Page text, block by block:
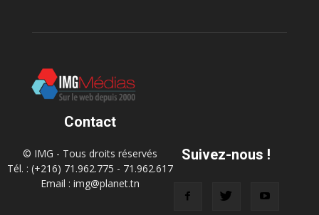
Contact
© IMG - Tous droits réservés
Tél. : (+216) 71.962.775 - 71.962.617
Email : img@planet.tn
Suivez-nous !